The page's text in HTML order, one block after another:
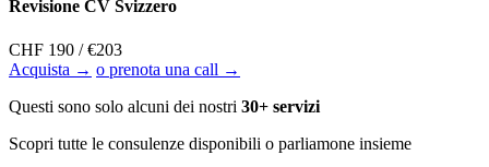
Revisione CV Svizzero
CHF 190 / €203
Acquista → o prenota una call →
Questi sono solo alcuni dei nostri 30+ servizi
Scopri tutte le consulenze disponibili o parliamone insieme